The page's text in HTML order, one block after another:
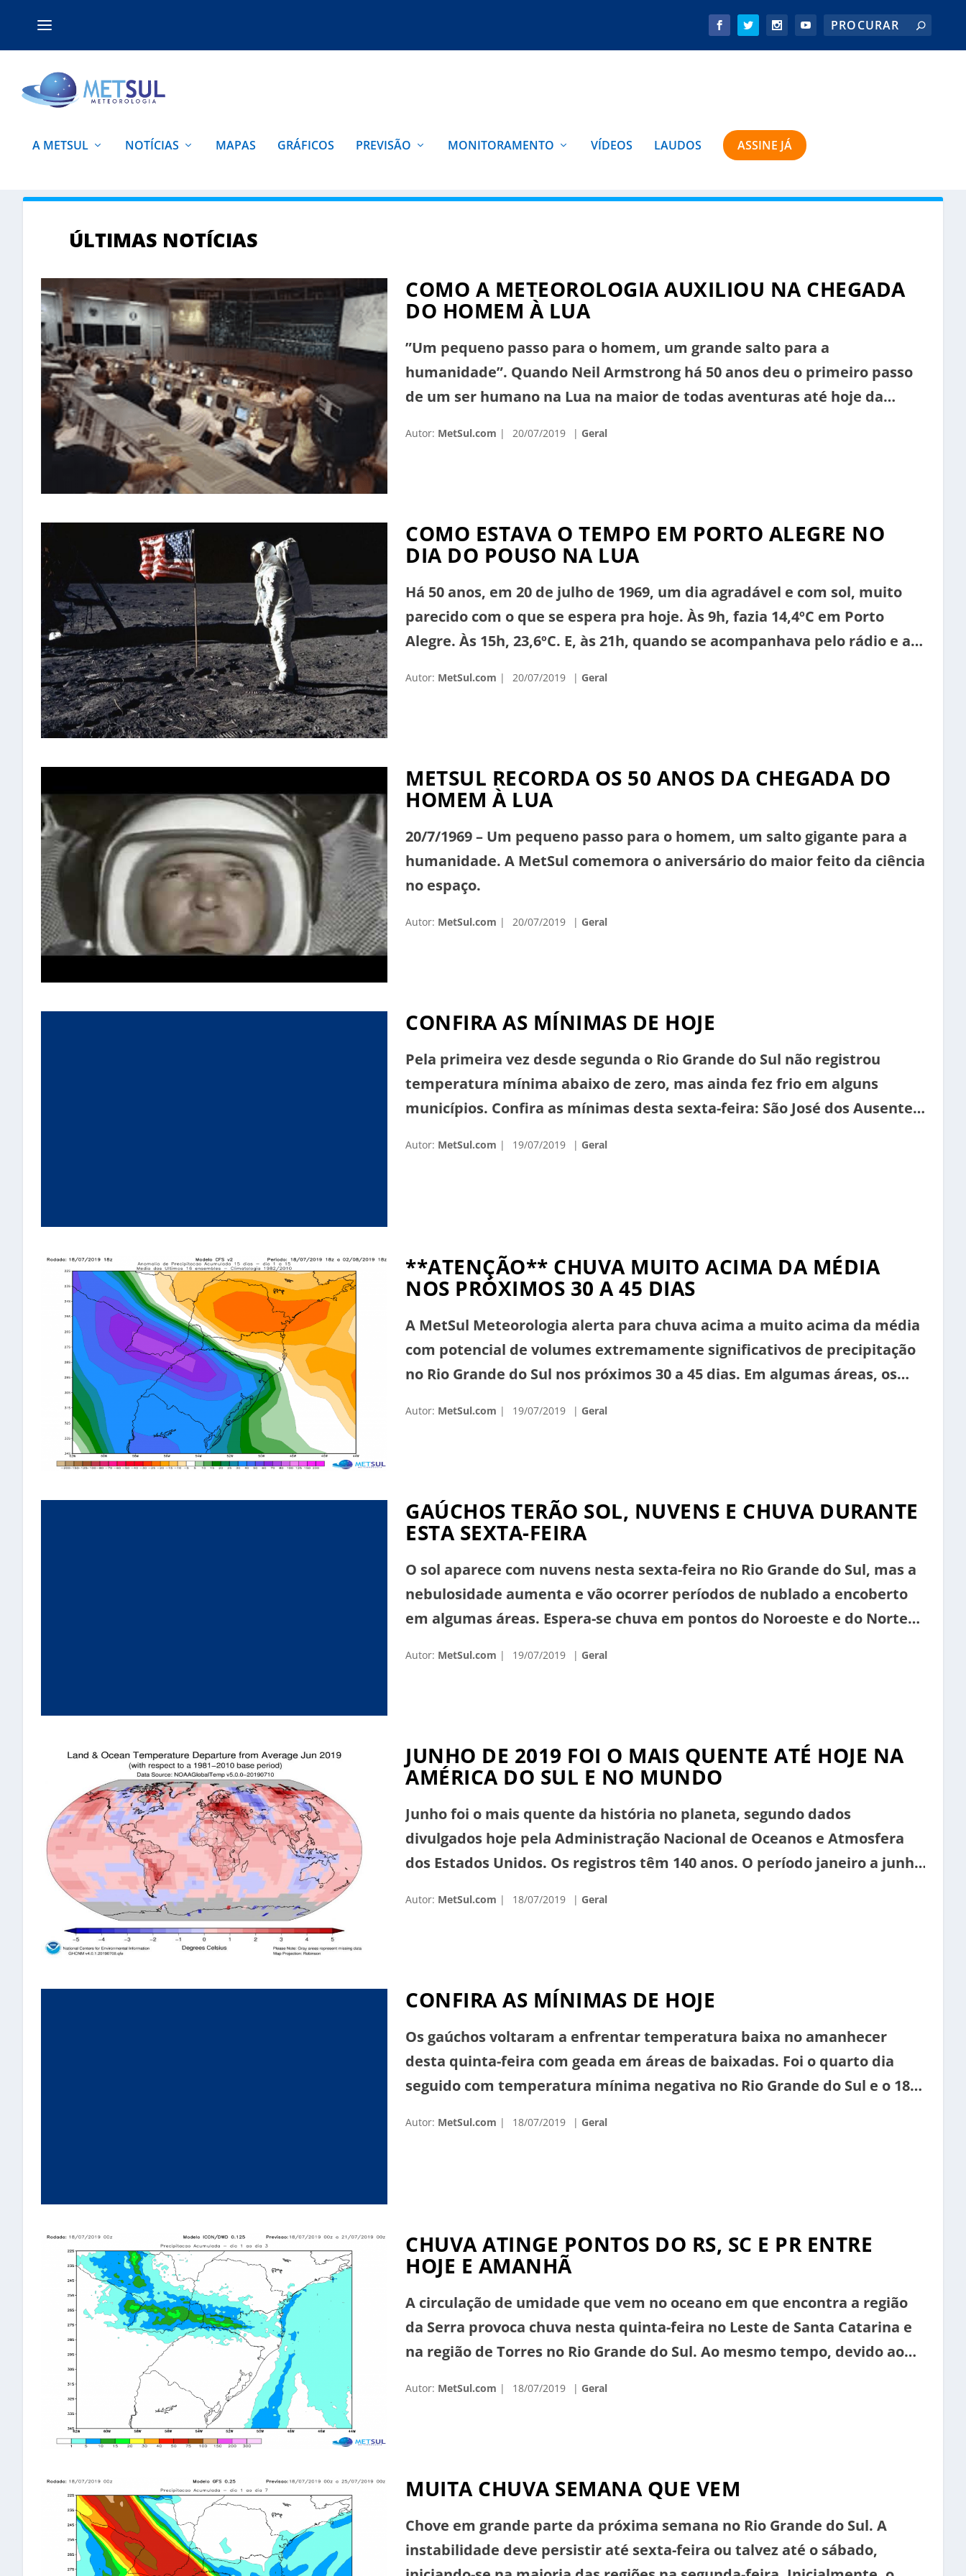
A METSUL NOTÍCIAS MAPAS GRÁFICOS PREVISÃO MONITORAMENTO VÍDEOS LAUDOS ASSINE JÁ
ÚLTIMAS NOTÍCIAS
COMO A METEOROLOGIA AUXILIOU NA CHEGADA
DO HOMEM À LUA
”Um pequeno passo para o homem, um grande salto para a
humanidade”. Quando Neil Armstrong há 50 anos deu o primeiro passo
de um ser humano na Lua na maior de todas aventuras até hoje da
feito científico e de engenharia sem igual para […]
Autor: MetSul.com 20/07/2019 Geral
COMO ESTAVA O TEMPO EM PORTO ALEGRE NO
DIA DO POUSO NA LUA
Há 50 anos, em 20 de julho de 1969, um dia agradável e com sol, muito
parecido com o que se espera pra hoje. Às 9h, fazia 14,4ºC em Porto
Alegre. Às 15h, 23,6ºC. E, às 21h, quando se acompanhava pelo rádio e as
Autor: MetSul.com 20/07/2019 Geral
METSUL RECORDA OS 50 ANOS DA CHEGADA DO
HOMEM À LUA
20/7/1969 – Um pequeno passo para o homem, um salto gigante para a
humanidade. A MetSul comemora o aniversário do maior feito da ciência
no espaço.
Autor: MetSul.com 20/07/2019 Geral
CONFIRA AS MÍNIMAS DE HOJE
Pela primeira vez desde segunda o Rio Grande do Sul não registrou
temperatura mínima abaixo de zero, mas ainda fez frio em alguns
municípios. Confira as mínimas desta sexta-feira: São José dos Ausentes:
Soledade: 5,8°C Pinheiro Machado: 6,3°C Pelotas: 6,5°C Cambará: 7,0°C
Autor: MetSul.com 19/07/2019 Geral
**ATENÇÃO** CHUVA MUITO ACIMA DA MÉDIA
NOS PRÓXIMOS 30 A 45 DIAS
A MetSul Meteorologia alerta para chuva acima a muito acima da média
com potencial de volumes extremamente significativos de precipitação
no Rio Grande do Sul nos próximos 30 a 45 dias. Em algumas áreas, os
histórica de precipitação. Um primeiro evento de […]
Autor: MetSul.com 19/07/2019 Geral
GAÚCHOS TERÃO SOL, NUVENS E CHUVA DURANTE
ESTA SEXTA-FEIRA
O sol aparece com nuvens nesta sexta-feira no Rio Grande do Sul, mas a
nebulosidade aumenta e vão ocorrer períodos de nublado a encoberto
em algumas áreas. Espera-se chuva em pontos do Noroeste e do Norte
começo da manhã pelo aumento da nebulosidade […]
Autor: MetSul.com 19/07/2019 Geral
JUNHO DE 2019 FOI O MAIS QUENTE ATÉ HOJE NA
AMÉRICA DO SUL E NO MUNDO
Junho foi o mais quente da história no planeta, segundo dados
divulgados hoje pela Administração Nacional de Oceanos e Atmosfera
dos Estados Unidos. Os registros têm 140 anos. O período janeiro a junho
quentes se deram desde 2010. A única exceção é o […]
Autor: MetSul.com 18/07/2019 Geral
CONFIRA AS MÍNIMAS DE HOJE
Os gaúchos voltaram a enfrentar temperatura baixa no amanhecer
desta quinta-feira com geada em áreas de baixadas. Foi o quarto dia
seguido com temperatura mínima negativa no Rio Grande do Sul e o 18°
nesta quinta-feira: Soledade: -0,8°C Canela: 0,8°C Santa Rosa: 0,9°C São
Autor: MetSul.com 18/07/2019 Geral
CHUVA ATINGE PONTOS DO RS, SC E PR ENTRE
HOJE E AMANHÃ
A circulação de umidade que vem no oceano em que encontra a região
da Serra provoca chuva nesta quinta-feira no Leste de Santa Catarina e
na região de Torres no Rio Grande do Sul. Ao mesmo tempo, devido ao
formar sobre o Paraguai. […]
Autor: MetSul.com 18/07/2019 Geral
MUITA CHUVA SEMANA QUE VEM
Chove em grande parte da próxima semana no Rio Grande do Sul. A
instabilidade deve persistir até sexta-feira ou talvez até o sábado,